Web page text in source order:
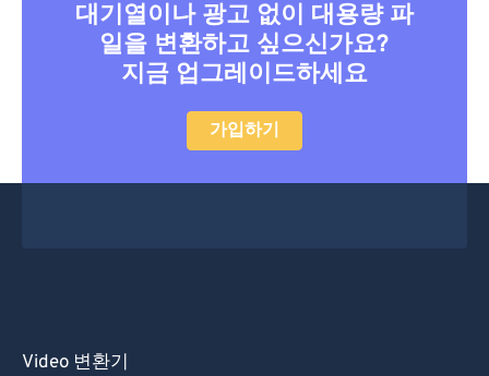
대기열이나 광고 없이 대용량 파
일을 변환하고 싶으신가요?
지금 업그레이드하세요
가입하기
Video 변환기